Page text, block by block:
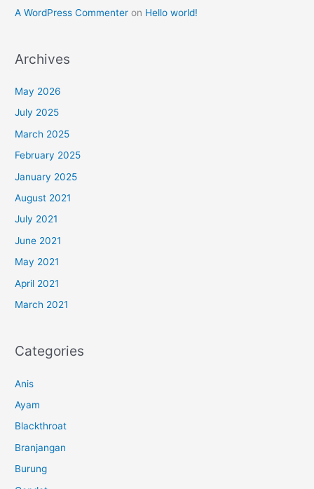
A WordPress Commenter on Hello world!
Archives
May 2026
July 2025
March 2025
February 2025
January 2025
August 2021
July 2021
June 2021
May 2021
April 2021
March 2021
Categories
Anis
Ayam
Blackthroat
Branjangan
Burung